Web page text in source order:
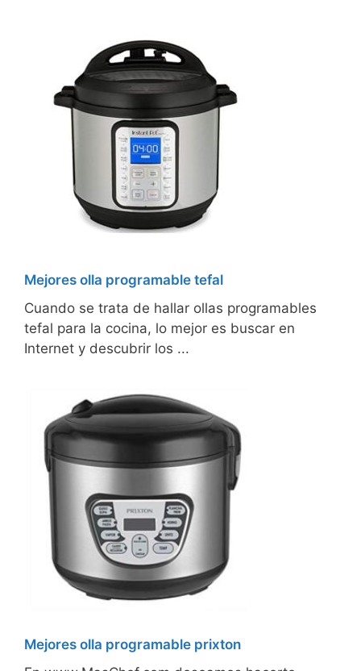
Mejores olla programable tefal
Cuando se trata de hallar ollas programables
tefal para la cocina, lo mejor es buscar en
Internet y descubrir los ...
Mejores olla programable prixton